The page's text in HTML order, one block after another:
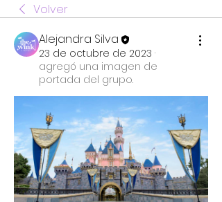
Volver
Alejandra Silva
23 de octubre de 2023 ·
agregó una imagen de
portada del grupo.